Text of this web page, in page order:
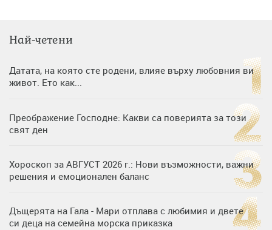
Най-четени
Датата, на която сте родени, влияе върху любовния ви
живот. Ето как...
Преображение Господне: Какви са поверията за този
свят ден
Хороскоп за АВГУСТ 2026 г.: Нови възможности, важни
решения и емоционален баланс
Дъщерята на Гала - Мари отплава с любимия и двете
си деца на семейна морска приказка